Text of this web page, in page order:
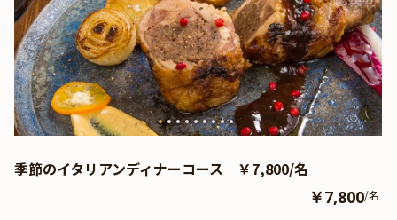
季節のイタリアンディナーコース ￥7,800/名
￥7,800/名